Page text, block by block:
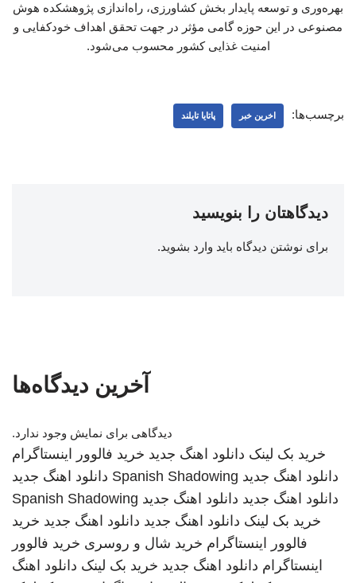
بهره‌وری و توسعه پایدار بخش کشاورزی، راه‌اندازی پژوهشکده هوش
مصنوعی در این حوزه گامی مؤثر در جهت تحقق اهداف خودکفایی و
امنیت غذایی کشور محسوب می‌شود.
برچسب‌ها: اخرین خبر پاتایا تایلند
دیدگاهتان را بنویسید
برای نوشتن دیدگاه باید وارد بشوید.
آخرین دیدگاه‌ها
دیدگاهی برای نمایش وجود ندارد.
خرید بک لینک دانلود اهنگ جدید خرید فالوور اینستاگرام
دانلود اهنگ جدید Spanish Shadowing دانلود اهنگ جدید
دانلود اهنگ جدید دانلود اهنگ جدید Spanish Shadowing
خرید بک لینک دانلود اهنگ جدید دانلود اهنگ جدید خرید
فالوور اینستاگرام خرید شال و روسری خرید فالوور
اینستاگرام دانلود اهنگ جدید خرید بک لینک دانلود اهنگ